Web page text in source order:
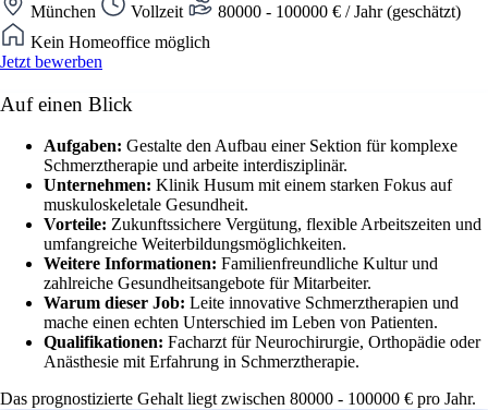
München Vollzeit
80000 - 100000 € / Jahr (geschätzt)
Kein Homeoffice möglich
Jetzt bewerben
Auf einen Blick
Aufgaben: Gestalte den Aufbau einer Sektion für komplexe
Schmerztherapie und arbeite interdisziplinär.
Unternehmen: Klinik Husum mit einem starken Fokus auf
muskuloskeletale Gesundheit.
Vorteile: Zukunftssichere Vergütung, flexible Arbeitszeiten und
umfangreiche Weiterbildungsmöglichkeiten.
Weitere Informationen: Familienfreundliche Kultur und
zahlreiche Gesundheitsangebote für Mitarbeiter.
Warum dieser Job: Leite innovative Schmerztherapien und
mache einen echten Unterschied im Leben von Patienten.
Qualifikationen: Facharzt für Neurochirurgie, Orthopädie oder
Anästhesie mit Erfahrung in Schmerztherapie.
Das prognostizierte Gehalt liegt zwischen 80000 - 100000 € pro Jahr.